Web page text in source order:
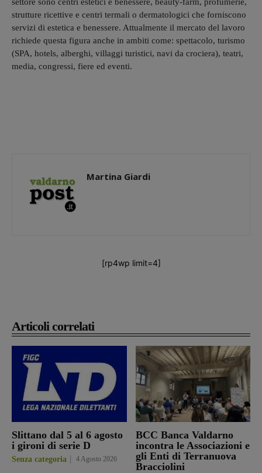
Articoli correlati
Slittano dal 5 al 6 agosto
i gironi di serie D
Senza categoria 4 Agosto 2026
BCC Banca Valdarno
incontra le Associazioni e
gli Enti di Terranuova
Bracciolini
strutture ricettive e centri termali o dermatologici che forniscono
servizi di estetica e benessere. Attualmente il mercato del lavoro
richiede questa figura anche in ambiti come: spettacolo, turismo
(SPA, hotels, alberghi, villaggi turistici, navi da crociera), teatri,
media, congressi, fiere ed eventi.
Martina Giardi
[rp4wp limit=4]